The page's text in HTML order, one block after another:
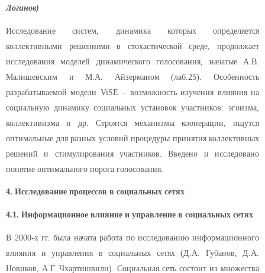
Логинов)
Исследование систем, динамика которых определяется
коллективными решениями в стохастической среде, продолжает
исследования моделей динамического голосования, начатые А.В.
Малишевским и М.А. Айзерманом (лаб.25). Особенность
разрабатываемой модели ViSE – возможность изучения влияния на
социальную динамику социальных установок участников: эгоизма,
коллективизма и др. Строятся механизмы кооперации, ищутся
оптимальные для разных условий процедуры принятия коллективных
решений и стимулирования участников. Введено и исследовано
понятие оптимального порога голосования.
4. Исследование процессов в социальных сетях
4.1. Информационное влияние и управление в социальных сетях
В 2000-х гг. была начата работа по исследованию информационного
влияния и управления в социальных сетях (Д.А. Губанов, Д.А.
Новиков, А.Г. Чхартишвили). Социальная сеть состоит из множества